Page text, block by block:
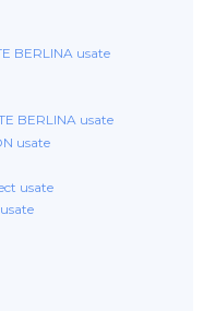
BERLINA usate
BERLINA usate
usate
usate